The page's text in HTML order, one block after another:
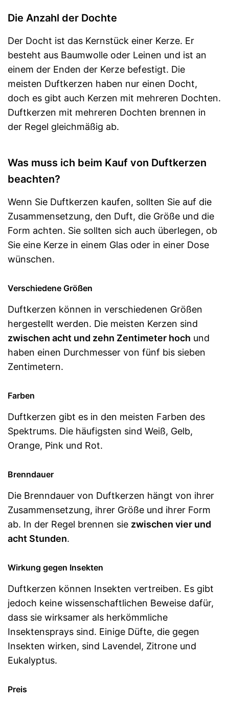
Die Anzahl der Dochte
Der Docht ist das Kernstück einer Kerze. Er
besteht aus Baumwolle oder Leinen und ist an
einem der Enden der Kerze befestigt. Die
meisten Duftkerzen haben nur einen Docht,
doch es gibt auch Kerzen mit mehreren Dochten.
Duftkerzen mit mehreren Dochten brennen in
der Regel gleichmäßig ab.
Was muss ich beim Kauf von Duftkerzen
beachten?
Wenn Sie Duftkerzen kaufen, sollten Sie auf die
Zusammensetzung, den Duft, die Größe und die
Form achten. Sie sollten sich auch überlegen, ob
Sie eine Kerze in einem Glas oder in einer Dose
wünschen.
Verschiedene Größen
Duftkerzen können in verschiedenen Größen
hergestellt werden. Die meisten Kerzen sind
zwischen acht und zehn Zentimeter hoch und
haben einen Durchmesser von fünf bis sieben
Zentimetern.
Farben
Duftkerzen gibt es in den meisten Farben des
Spektrums. Die häufigsten sind Weiß, Gelb,
Orange, Pink und Rot.
Brenndauer
Die Brenndauer von Duftkerzen hängt von ihrer
Zusammensetzung, ihrer Größe und ihrer Form
ab. In der Regel brennen sie zwischen vier und
acht Stunden.
Wirkung gegen Insekten
Duftkerzen können Insekten vertreiben. Es gibt
jedoch keine wissenschaftlichen Beweise dafür,
dass sie wirksamer als herkömmliche
Insektensprays sind. Einige Düfte, die gegen
Insekten wirken, sind Lavendel, Zitrone und
Eukalyptus.
Preis